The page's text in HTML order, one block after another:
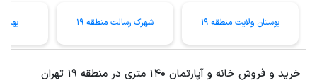
پاک کردن محدوده
بوستان ولایت منطقه 19 شهرک رسالت منطقه 19
خرید و فروش خانه و آپارتمان 140 متری در منطقه 19 تهران